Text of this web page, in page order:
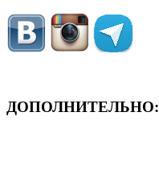
ДОПОЛНИТЕЛЬНО: